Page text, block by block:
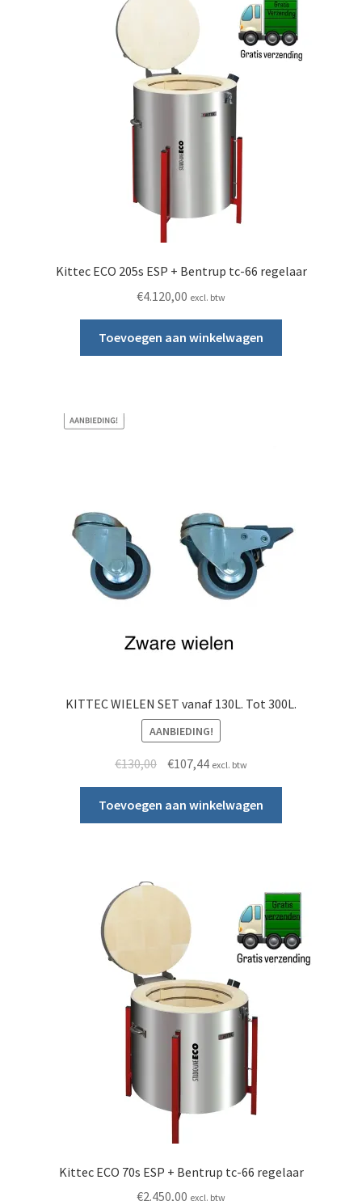
Kittec ECO 205s ESP + Bentrup tc-66 regelaar
€4.120,00 excl. btw
Toevoegen aan winkelwagen
KITTEC WIELEN SET vanaf 130L. Tot 300L.
AANBIEDING!
€130,00 Oorspronkelijke prijs was: €130,00.
€107,44Huidige prijs is: €107,44.
excl. btw
Toevoegen aan winkelwagen
Kittec ECO 70s ESP + Bentrup tc-66 regelaar
€2.450,00 excl. btw